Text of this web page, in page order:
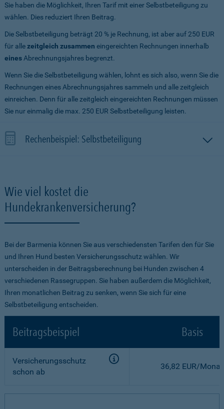
Sie haben die Möglichkeit, Ihren Tarif mit einer Selbstbeteiligung zu
wählen. Dies reduziert Ihren Beitrag.
Die Selbstbeteiligung beträgt 20 % je Rechnung, ist aber auf 250 EUR
für allezeitgleich zusammen eingereichten Rechnungen innerhalb
eines Abrechnungsjahres begrenzt.
Wenn Sie die Selbstbeteiligung wählen, lohnt es sich also, wenn Sie die
Rechnungen eines Abrechnungsjahres sammeln und alle zeitgleich
einreichen. Denn für alle zeitgleich eingereichten Rechnungen müssen
Sie nur einmalig die max. 250 EUR Selbstbeteiligung leisten.
Rechenbeispiel: Selbstbeteiligung
Wie viel kostet die
Hundekrankenversicherung?
Bei der Barmenia können Sie aus verschiedensten Tarifen den für Sie
und Ihren Hund besten Versicherungsschutz wählen. Wir
unterscheiden in der Beitragsberechnung bei Hunden zwischen 4
verschiedenen Rassegruppen. Sie haben außerdem die Möglichkeit,
Ihren monatlichen Beitrag zu senken, wenn Sie sich für eine
Selbstbeteiligung entscheiden.
Beitragsbeispiel Basis
Versicherungsschutz
schon ab
36,82 EUR/Monat